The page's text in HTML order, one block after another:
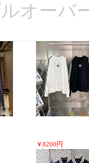
オーバ
￥ 8200 円